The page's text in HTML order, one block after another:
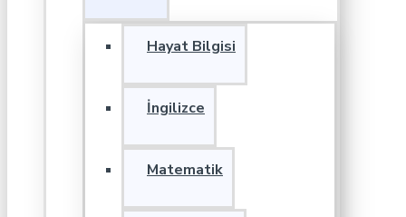
Hayat Bilgisi
İngilizce
Matematik